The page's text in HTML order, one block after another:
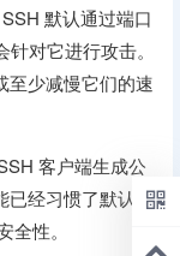
默认通过端口
对它进行攻击。
至少减慢它们的速
客户端生成公
已经习惯了默认的
性。